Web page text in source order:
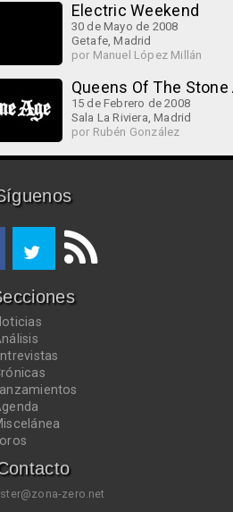
Electric Weekend
30 de Mayo de 2008
Getafe, Madrid
por Manuel López Millán
Queens Of The
15 de Febrero de 2008
Sala La Riviera, Madrid
por Rubén González
Lanzamientos
zero.net